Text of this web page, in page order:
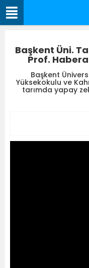
Başkent Üni.
Prof.
Başkent
Yüksekokulu ve
tarımda yapay